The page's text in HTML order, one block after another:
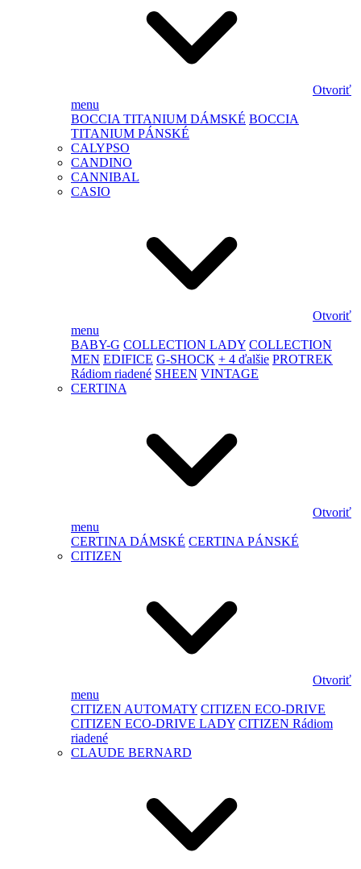
Otvoriť
menu
BOCCIA TITANIUM DÁMSKÉ BOCCIA
TITANIUM PÁNSKÉ
CALYPSO
CANDINO
CANNIBAL
CASIO
Otvoriť
menu
BABY-G COLLECTION LADY COLLECTION
MEN EDIFICE G-SHOCK + 4 ďalšie PROTREK
Rádiom riadené SHEEN VINTAGE
CERTINA
Otvoriť
menu
CERTINA DÁMSKÉ CERTINA PÁNSKÉ
CITIZEN
Otvoriť
menu
CITIZEN AUTOMATY CITIZEN ECO-DRIVE
CITIZEN ECO-DRIVE LADY CITIZEN Rádiom
riadené
CLAUDE BERNARD